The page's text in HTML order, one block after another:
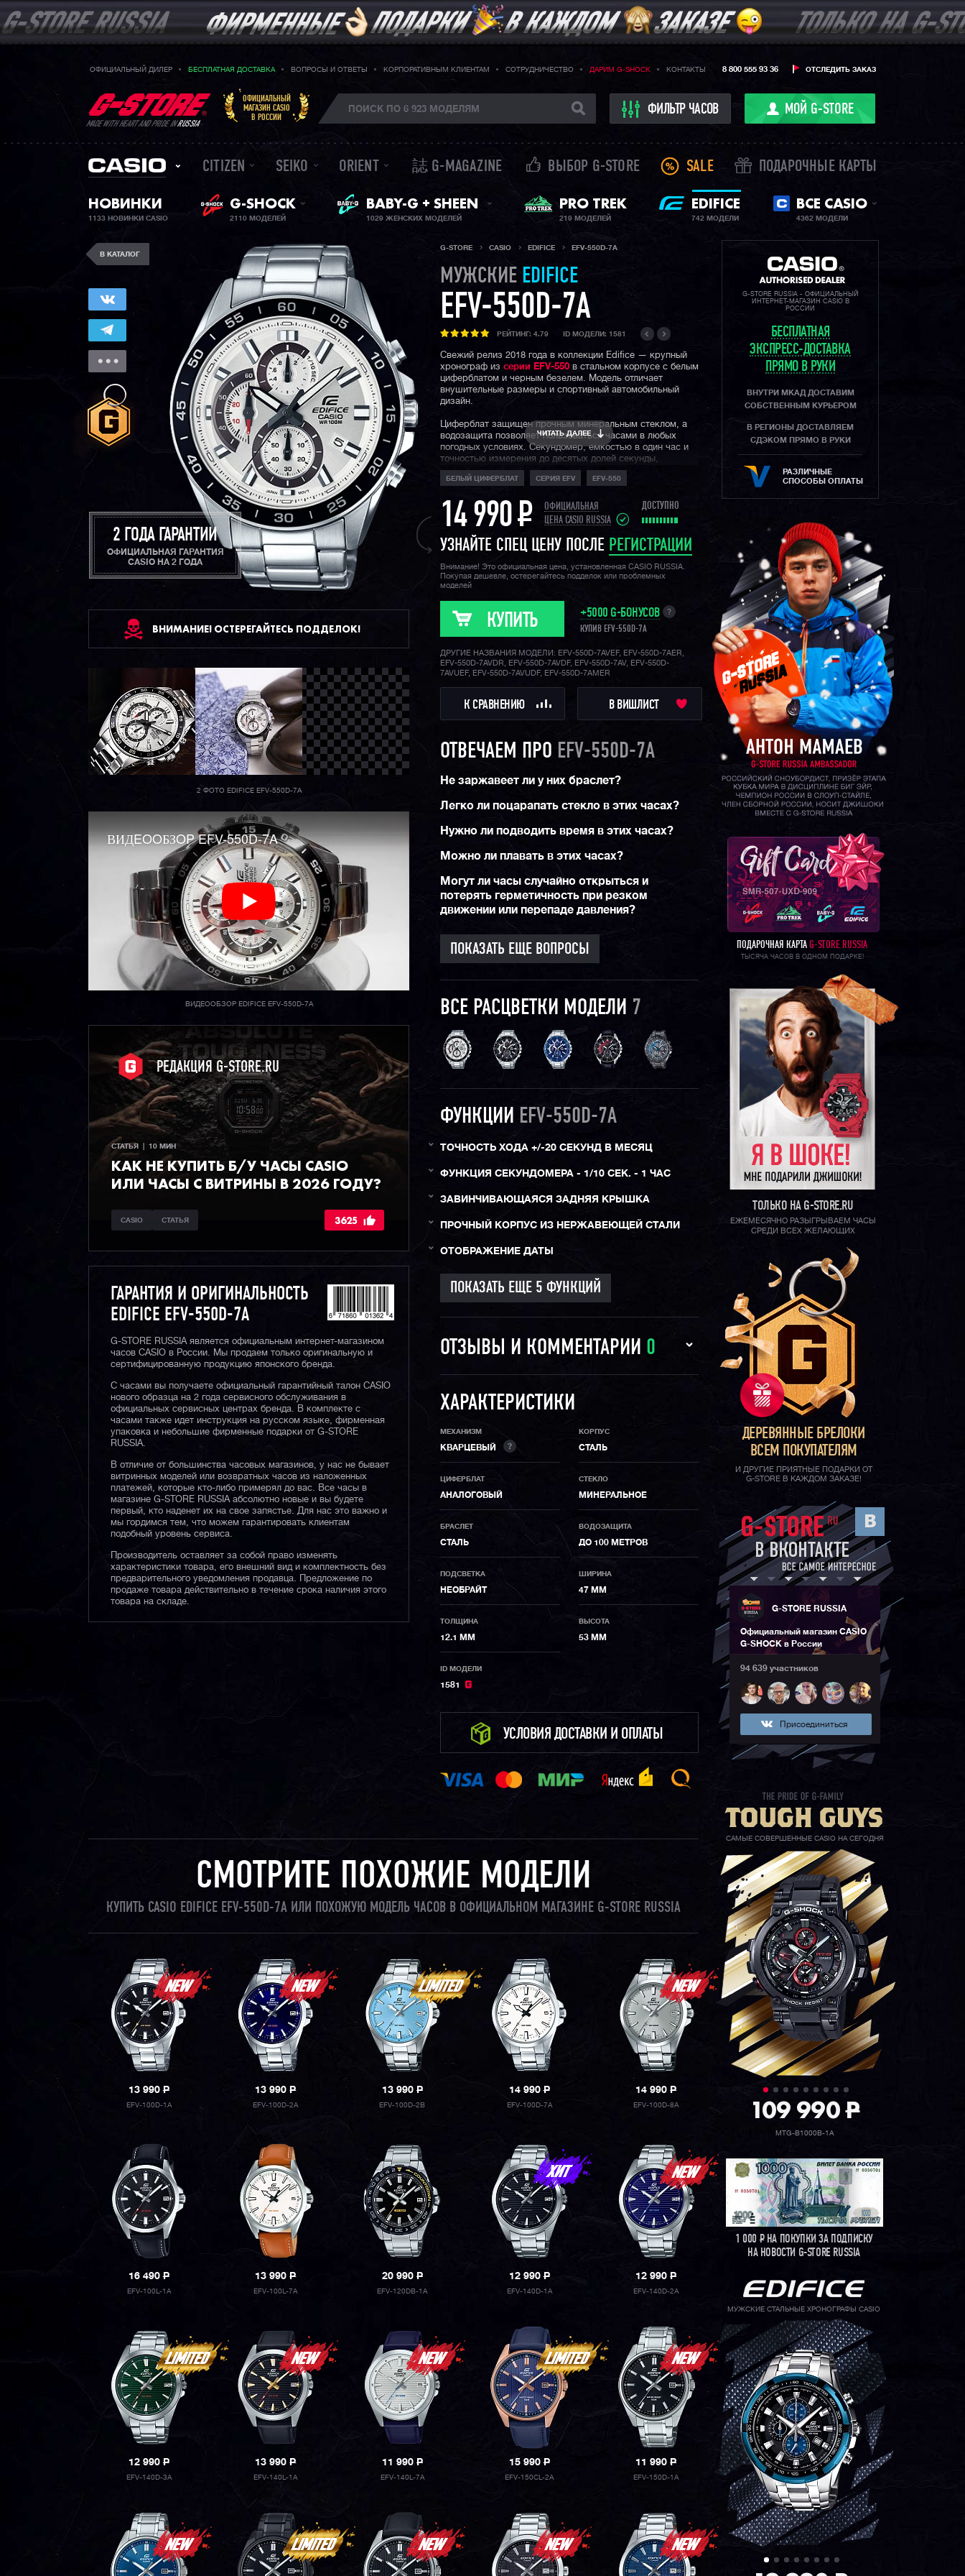
ОФИЦИАЛЬНЫЙ ДИЛЕР БЕСПЛАТНАЯ ДОСТАВКА ВОПРОСЫ И ОТВЕТЫ КОРПОРАТИВНЫМ КЛИЕНТАМ СОТРУДНИЧЕСТВО ДАРИМ G-SHOCK КОНТАКТЫ ОТСЛЕДИТЬ ЗАКАЗ
8 800 555 93 36
MADE WITH HEART AND PRIDE INRUSSIA
ОФИЦИАЛЬНЫЙ
МАГАЗИН CASIO
В РОССИИ
ФИЛЬТР ЧАСОВ МОЙ G-STORE
CITIZEN SEIKO ORIENT 誌 G-MAGAZINE ВЫБОР G-STORE SALE ПОДАРОЧНЫЕ КАРТЫ
НОВИНКИ
1133 НОВИНКИ CASIO
G-SHOCK
2110 МОДЕЛЕЙ
BABY-G + SHEEN
1029 ЖЕНСКИХ МОДЕЛЕЙ
PRO TREK
219 МОДЕЛЕЙ
EDIFICE
742 МОДЕЛИ
ВСЕ CASIO
4362 МОДЕЛИ
В КАТАЛОГ
2 ГОДА ГАРАНТИИ
ОФИЦИАЛЬНАЯ ГАРАНТИЯ
CASIO НА 2 ГОДА
ВНИМАНИЕ! ОСТЕРЕГАЙТЕСЬ ПОДДЕЛОК!
2 ФОТО EDIFICE EFV-550D-7A
ВИДEOOБЗOP EFV-550D-7A
ВИДЕООБЗОР EDIFICE EFV-550D-7A
РЕДАКЦИЯ G-STORE.RU
СТАТЬЯ  |  10 МИН
КАК НЕ КУПИТЬ Б/У ЧАСЫ CASIO
ИЛИ ЧАСЫ С ВИТРИНЫ В 2026 ГОДУ?
CASIO СТАТЬЯ 3625
ГАРАНТИЯ И ОРИГИНАЛЬНОСТЬ
EDIFICE EFV-550D-7A
G-STORE RUSSIA является официальным интернет-магазином
часов CASIO в России. Мы продаем только оригинальную и
сертифицированную продукцию японского бренда.
С часами вы получаете официальный гарантийный талон CASIO
нового образца на 2 года сервисного обслуживания в
официальных сервисных центрах бренда. В комплекте с
часами также идет инструкция на русском языке, фирменная
упаковка и небольшие фирменные подарки от G-STORE
RUSSIA.
В отличие от большинства часовых магазинов, у нас не бывает
витринных моделей или возвратных часов из наложенных
платежей, которые кто-либо примерял до вас. Все часы в
магазине G-STORE RUSSIA абсолютно новые и вы будете
первый, кто наденет их на свое запястье. Для нас это важно и
мы гордимся тем, что можем гарантировать клиентам
подобный уровень сервиса.
Производитель оставляет за собой право изменять
характеристики товара, его внешний вид и комплектность без
предварительного уведомления продавца. Предложение по
продаже товара действительно в течение срока наличия этого
товара на складе.
G-STORE CASIO EDIFICE EFV-550D-7A
МУЖСКИЕ EDIFICE
EFV-550D-7A
РЕЙТИНГ: 4.79 ID МОДЕЛИ: 1581
Свежий релиз 2018 года в коллекции Edifice — крупный
хронограф из серии EFV-550 в стальном корпусе с белым
циферблатом и черным безелем. Модель отличает
внушительные размеры и спортивный автомобильный
дизайн.
Циферблат защищен прочным минеральным стеклом, а
водозащита позволяет пользоваться часами в любых
погодных условиях. Cекундомер, емкостью в один час и
точностью измерения до десятых долей секунды,
отображает свои показатели с помощью тройной
индикации: у отметки 6, 9 и 12 часов по циферблату.
Напоминаем, что серия EFV- это мидл-класс коллекции
Edifice в виде небольшой линейки стальных хронографов.
Модели серии EFV обладают различными расцветками и
дизайнами, что позволяет выбирать их в качестве часов
на каждый день огромному числу людей по всему миру!
ЧИТАТЬ ДАЛЕЕ
БЕЛЫЙ ЦИФЕРБЛАТ СЕРИЯ EFV EFV-550
14 990P
ОФИЦИАЛЬНАЯ
ЦЕНА CASIO RUSSIA
ДОСТУПНО
УЗНАЙТЕ СПЕЦ ЦЕНУ ПОСЛЕ РЕГИСТРАЦИИ
Внимание! Это официальная цена, установленная CASIO RUSSIA.
Покупая дешевле, остерегайтесь подделок или проблемных
моделей
КУПИТЬ +5000 G-БОНУСОВ
КУПИВ EFV-550D-7A
?
ДРУГИЕ НАЗВАНИЯ МОДЕЛИ: EFV-550D-7AVEF, EFV-550D-7AER,
EFV-550D-7AVDR, EFV-550D-7AVDF, EFV-550D-7AV, EFV-550D-
7AVUEF, EFV-550D-7AVUDF, EFV-550D-7AMER
К СРАВНЕНИЮ В ВИШЛИСТ
ОТВЕЧАЕМ ПРО EFV-550D-7A
Не заржавеет ли у них браслет?
Легко ли поцарапать стекло в этих часах?
Нужно ли подводить время в этих часах?
Можно ли плавать в этих часах?
Могут ли часы случайно открыться и
потерять герметичность при резком
движении или перепаде давления?
ПОКАЗАТЬ ЕЩЕ ВОПРОСЫ
ВСЕ РАСЦВЕТКИ МОДЕЛИ 7
ФУНКЦИИ EFV-550D-7A
ТОЧНОСТЬ ХОДА +/-20 СЕКУНД В МЕСЯЦ
ФУНКЦИЯ СЕКУНДОМЕРА - 1/10 СЕК. - 1 ЧАС
ЗАВИНЧИВАЮЩАЯСЯ ЗАДНЯЯ КРЫШКА
ПРОЧНЫЙ КОРПУС ИЗ НЕРЖАВЕЮЩЕЙ СТАЛИ
ОТОБРАЖЕНИЕ ДАТЫ
ОТЗЫВЫ И КОММЕНТАРИИ 0
ХАРАКТЕРИСТИКИ
МЕХАНИЗМ
КВАРЦЕВЫЙ ?
КОРПУС
СТАЛЬ
ЦИФЕРБЛАТ
АНАЛОГОВЫЙ
СТЕКЛО
МИНЕРАЛЬНОЕ
БРАСЛЕТ
СТАЛЬ
ВОДОЗАЩИТА
ДО 100 МЕТРОВ
ПОДСВЕТКА
НЕОБРАЙТ
ШИРИНА
47 ММ
ТОЛЩИНА
12.1 ММ
ВЫСОТА
53 ММ
ID МОДЕЛИ
1581
УСЛОВИЯ ДОСТАВКИ И ОПЛАТЫ
СМОТРИТЕ ПОХОЖИЕ МОДЕЛИ
КУПИТЬ CASIO EDIFICE EFV-550D-7A ИЛИ ПОХОЖУЮ МОДЕЛЬ ЧАСОВ В ОФИЦИАЛЬНОМ МАГАЗИНЕ G-STORE RUSSIA
13 990P
EFV-100D-1A
13 990P
EFV-100D-2A
13 990 P
EFV-100D-2B
14 990P
EFV-100D-7A
14 990P
EFV-100D-8A
16 490P
EFV-100L-1A
13 990P
EFV-100L-7A
20 990 P
EFV-120DB-1A
12 990P
EFV-140D-1A
12 990P
EFV-140D-2A
12 990P
EFV-140D-3A
13 990P
EFV-140L-1A
11 990 P
EFV-140L-7A
15 990P
EFV-150CL-2A
11 990P
EFV-150D-1A
G-STORE RUSSIA - ОФИЦИАЛЬНЫЙ
ИНТЕРНЕТ-МАГАЗИН CASIO В
РОССИИ
БЕСПЛАТНАЯ
ЭКСПРЕСС-ДОСТАВКА
ПРЯМО В РУКИ
ВНУТРИ МКАД ДОСТАВИМ
СОБСТВЕННЫМ КУРЬЕРОМ
В РЕГИОНЫ ДОСТАВЛЯЕМ
СДЭКОМ ПРЯМО В РУКИ
РАЗЛИЧНЫЕ
СПОСОБЫ ОПЛАТЫ
ПОДАРОЧНАЯ КАРТА G-STORE RUSSIA
ТЫСЯЧА ЧАСОВ В ОДНОМ ПОДАРКЕ!
ТОЛЬКО НА G-STORE.RU
ЕЖЕМЕСЯЧНО РАЗЫГРЫВАЕМ ЧАСЫ
СРЕДИ ВСЕХ ЖЕЛАЮЩИХ
ДЕРЕВЯННЫЕ БРЕЛОКИ
ВСЕМ ПОКУПАТЕЛЯМ
И ДРУГИЕ ПРИЯТНЫЕ ПОДАРКИ ОТ
G-STORE В КАЖДОМ ЗАКАЗЕ!
G-STORE RUSSIA
Официальный магазин CASIO
G-SHOCK в России
94 639 участников
Присоединиться
САМЫЕ СОВЕРШЕННЫЕ CASIO НА СЕГОДНЯ
109 990P
MTG-B1000B-1A
1 000РНА ПОКУПКИ ЗА ПОДПИСКУ
НА НОВОСТИ G-STORE RUSSIA
МУЖСКИЕ СТАЛЬНЫЕ ХРОНОГРАФЫ CASIO